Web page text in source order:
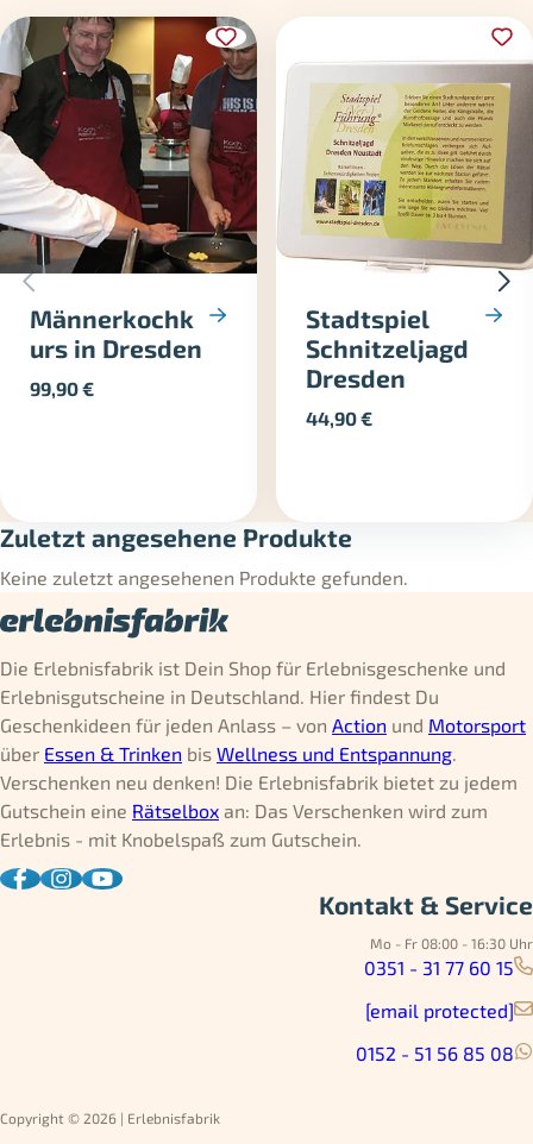
Männerkochk
urs in Dresden
99,90€
Stadtspiel
Schnitzeljagd
Dresden
44,90€
Zuletzt angesehene Produkte
Keine zuletzt angesehenen Produkte gefunden.
Die Erlebnisfabrik ist Dein Shop für Erlebnisgeschenke und
Erlebnisgutscheine in Deutschland. Hier findest Du
Geschenkideen für jeden Anlass – von Action und Motorsport
über Essen & Trinken bis Wellness und Entspannung
Verschenken neu denken! Die Erlebnisfabrik bietet zu jedem
Gutschein eine Rätselbox an: Das Verschenken wird zum
Erlebnis - mit Knobelspaß zum Gutschein.
Kontakt & Service
Mo - Fr 08:00 - 16:30 Uhr
0351 - 31 77 60 15
[email protected]
0152 - 51 56 85 08
Copyright © 2026 | Erlebnisfabrik